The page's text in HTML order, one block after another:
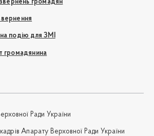
громадян
подію для ЗМІ
громадянина
Ради України
Апарату Верховної Ради України